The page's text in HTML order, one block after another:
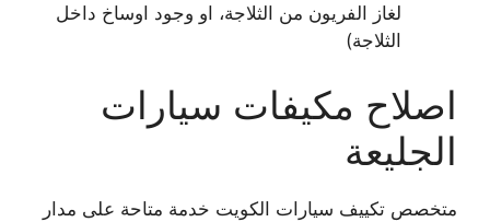
لغاز الفريون من الثلاجة، او وجود اوساخ داخل
الثلاجة)
اصلاح مكيفات سيارات
الجليعة
متخصص تكييف سيارات الكويت خدمة متاحة على مدار